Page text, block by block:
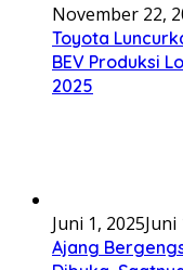
November 22,
Toyota
BEV Produksi
2025
Juni 1, 2025Juni
Ajang